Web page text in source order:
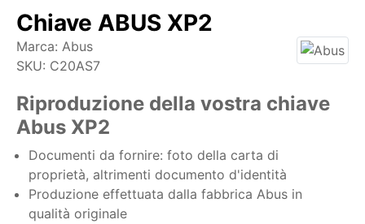
Chiave ABUS XP2
Marca: Abus
SKU: C20AS7
Riproduzione della vostra chiave
Abus XP2
Documenti da fornire: foto della carta di
proprietà, altrimenti documento d'identità
Produzione effettuata dalla fabbrica Abus in
qualità originale